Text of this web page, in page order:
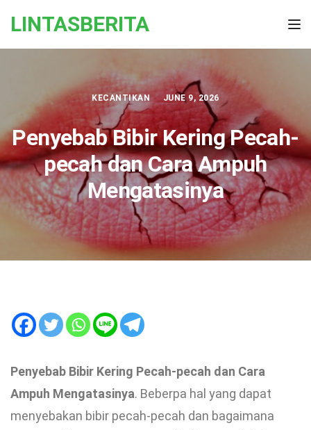
LINTASBERITA
KECANTIKAN JUNE 9, 2026
Penyebab Bibir Kering Pecah-
pecah dan Cara Ampuh
Mengatasinya
Penyebab Bibir Kering Pecah-pecah dan Cara
Ampuh Mengatasinya. Beberpa hal yang dapat
menyebakan bibir pecah-pecah dan bagaimana